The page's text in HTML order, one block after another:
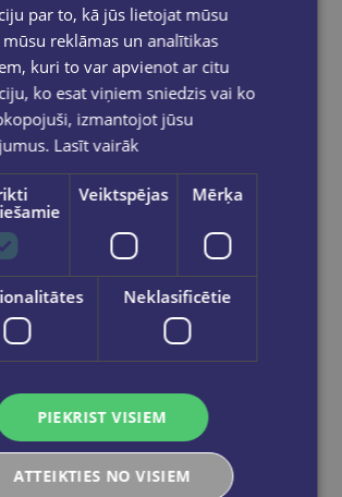
JANI, ABU; KHOSLA, SANDEEP
India Fantastique Fashion
€28.50
Nav noliktavā
par to, kā jūs lietojat mūsu
reklāmas un analītikas
kuri to var apvienot ar citu
ko esat viņiem sniedzis vai ko
izmantojot jūsu
Lasīt vairāk
Veiktspējas Mērķa
Neklasificētie
PIEKRIST VISIEM
ATTEIKTIES NO VISIEM